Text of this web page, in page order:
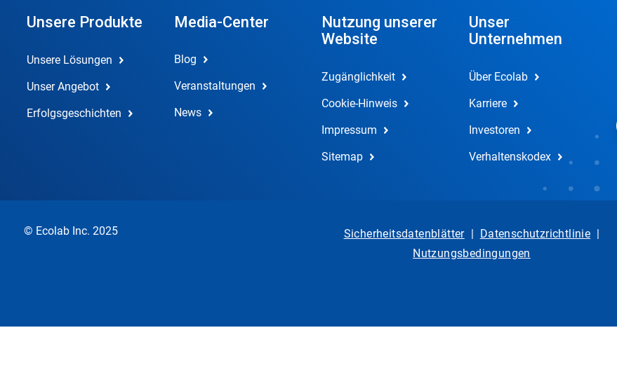
Folie.
Unsere Produkte
Unsere Lösungen
Unser Angebot
Erfolgsgeschichten
Media-Center
Blog
Veranstaltungen
News
Nutzung unserer
Website
Zugänglichkeit
Cookie-Hinweis
Impressum
Sitemap
Unser
Unternehmen
Über Ecolab
Karriere
Investoren
Verhaltenskodex
© Ecolab Inc. 2025 Sicherheitsdatenblätter| Datenschutzrichtlinie |
Nutzungsbedingungen